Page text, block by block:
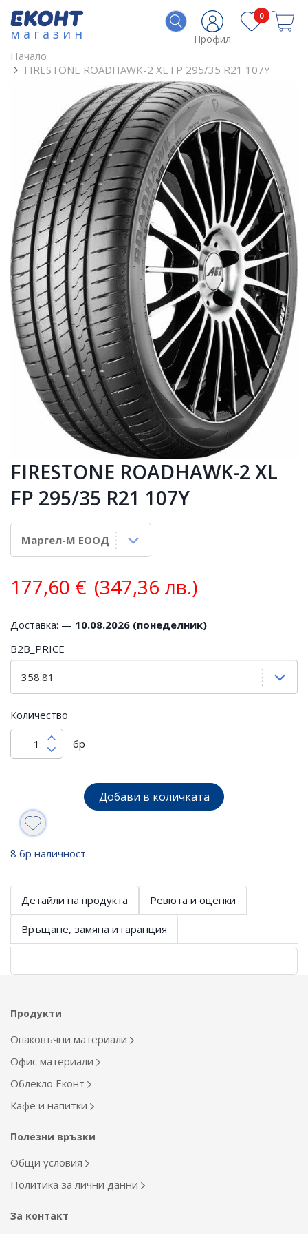
магазин Профил
0
Начало
FIRESTONE ROADHAWK-2 XL FP 295/35 R21 107Y
FIRESTONE ROADHAWK-2 XL
FP 295/35 R21 107Y
177,60 € (347,36 лв.)
Доставка: — 10.08.2026 (понеделник)
B2B_PRICE
Количество
бр
Добави в количката
8 бр наличност.
Детайли на продукта Ревюта и оценки
Връщане, замяна и гаранция
Продукти
Опаковъчни материали
Офис материали
Облекло Еконт
Кафе и напитки
Полезни връзки
Общи условия
Политика за лични данни
За контакт